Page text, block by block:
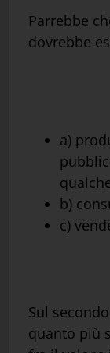
Parrebbe
dovrebbe
a)
b)
c)
Sul
quanto più